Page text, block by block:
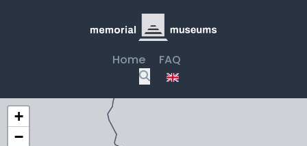
Home FAQ
+
−